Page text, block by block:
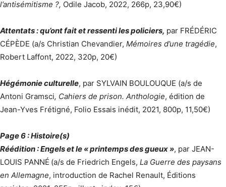
l’antisémitisme ?, Odile Jacob, 2022, 266p, 23,90€)
Attentats : qu’ont fait et ressenti les policiers, par FRÉDÉRIC
CÉPÈDE (a/s Christian Chevandier, Mémoires d’une tragédie,
Robert Laffont, 2022, 320p, 20€)
Hégémonie culturelle, par SYLVAIN BOULOUQUE (a/s de
Antoni Gramsci, Cahiers de prison. Anthologie, édition de
Jean-Yves Frétigné, Folio Essais inédit, 2021, 800p, 11,50€)
Page 6 : Histoire(s)
Réédition : Engels et le « printemps des gueux », par JEAN-
LOUIS PANNÉ (a/s de Friedrich Engels, La Guerre des paysans
en Allemagne, introduction de Rachel Renault, Éditions